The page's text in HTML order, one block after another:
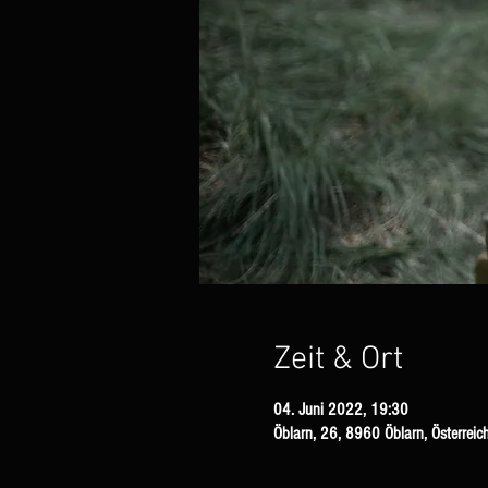
Zeit & Ort
04. Juni 2022, 19:30
Öblarn, 26, 8960 Öblarn,